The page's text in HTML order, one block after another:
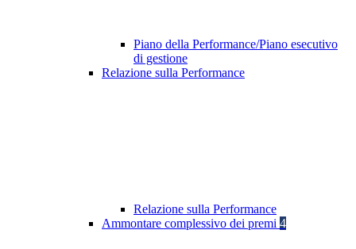
Piano della Performance/Piano esecutivo
di gestione
Relazione sulla Performance
Relazione sulla Performance
Ammontare complessivo dei premi 4